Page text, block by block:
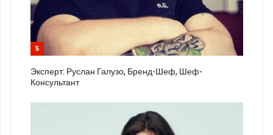
5
Эксперт: Руслан Галузо, Бренд-Шеф, Шеф-
Консультант